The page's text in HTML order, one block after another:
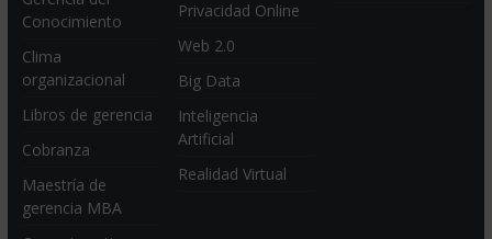
Conocimiento
Clima
organizacional
Libros de gerencia
Cobranza
Maestría de
gerencia MBA
Privacidad Online
Web 2.0
Big Data
Inteligencia
Artificial
Realidad Virtual